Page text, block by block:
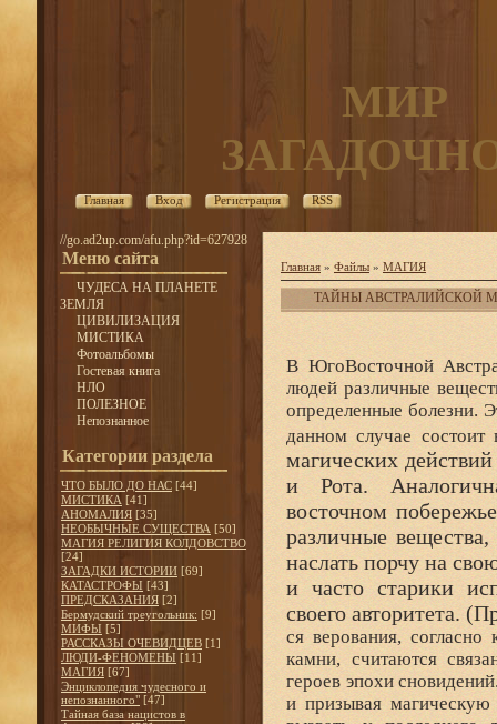
МИР
Главная Вход Регистрация RSS
//go.ad2up.com/afu.php?id=627928
Меню сайта
ЧУДЕСА НА ПЛАНЕТЕ
ЗЕМЛЯ
ЦИВИЛИЗАЦИЯ
МИСТИКА
Фотоальбомы
Гостевая книга
НЛО
ПОЛЕЗНОЕ
Непознанное
Категории раздела
ЧТО БЫЛО ДО НАС [44]
МИСТИКА [41]
АНОМАЛИЯ [35]
НЕОБЫЧНЫЕ СУЩЕСТВА [50]
МАГИЯ РЕЛИГИЯ КОЛДОВСТВО
[24]
ЗАГАДКИ ИСТОРИИ [69]
КАТАСТРОФЫ [43]
ПРЕДСКАЗАНИЯ [2]
Бермудский треугольник: [9]
МИФЫ [5]
РАССКАЗЫ ОЧЕВИДЦЕВ [1]
ЛЮДИ-ФЕНОМЕНЫ [11]
МАГИЯ [67]
Энциклопедия чудесного и
непознанного" [47]
Тайная база нацистов в
Главная » Файлы » МАГИЯ
ТАЙНЫ АВСТРАЛИЙСКОЙ
В ЮгоВосточной
людей различные
определенные болезни.
данном случае
магических
и Рота.
восточном
различные
наслать порчу на
и часто старики
своего авторитета.
ся верования,
камни, считаются
героев эпохи
и призывая магическую